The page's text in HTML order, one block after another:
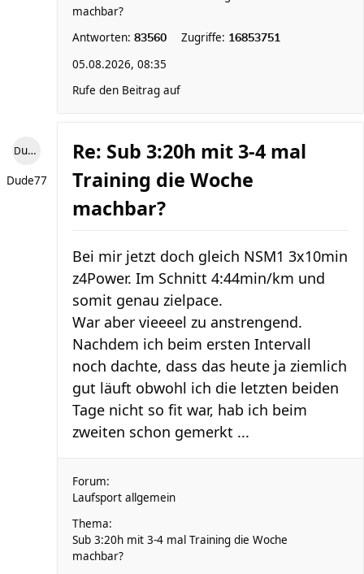
machbar?
Antworten: 83560 Zugriffe: 16853751
05.08.2026, 08:35
Rufe den Beitrag auf
Dude77
Dude77
Re: Sub 3:20h mit 3-4 mal
Training die Woche
machbar?
Bei mir jetzt doch gleich NSM1 3x10min
z4Power. Im Schnitt 4:44min/km und
somit genau zielpace.
War aber vieeeel zu anstrengend.
Nachdem ich beim ersten Intervall
noch dachte, dass das heute ja ziemlich
gut läuft obwohl ich die letzten beiden
Tage nicht so fit war, hab ich beim
zweiten schon gemerkt ...
Forum:
Laufsport allgemein
Thema:
Sub 3:20h mit 3-4 mal Training die Woche
machbar?